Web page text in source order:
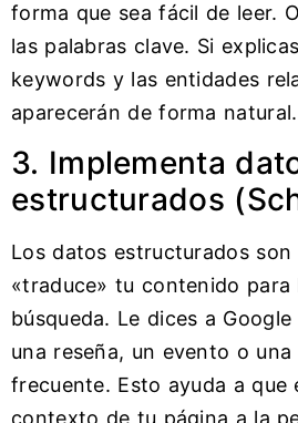
forma que sea fácil de leer.
las palabras clave. Si
keywords y las entidades
aparecerán de forma natural.
3. Implementa
estructurados
Los datos estructurados
«traduce» tu contenido para
búsqueda. Le dices a
una reseña, un evento o una
frecuente. Esto ayuda a que